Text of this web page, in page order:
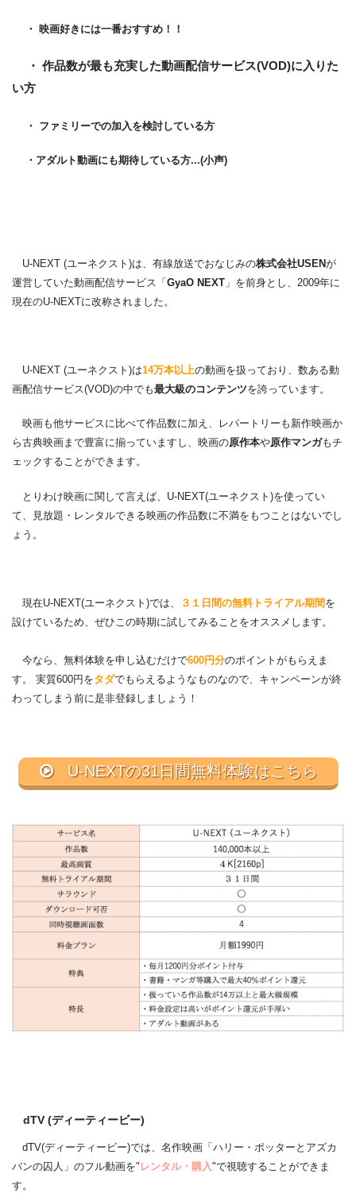
・ 映画好きには一番おすすめ！！
・ 作品数が最も充実した動画配信サービス(VOD)に入りた
い方
・ ファミリーでの加入を検討している方
・アダルト動画にも期待している方...(小声)
U-NEXT (ユーネクスト)は、有線放送でおなじみの株式会社USENが
運営していた動画配信サービス「 GyaO NEXT 」を前身とし、2009年に
現在のU-NEXTに改称されました。
U-NEXT (ユーネクスト)は14万本以上の動画を扱っており、数ある動
画配信サービス(VOD)の中でも最大級のコンテンツを誇っています。
映画も他サービスに比べて作品数に加え、レパートリーも新作映画か
ら古典映画まで豊富に揃っていますし、映画の原作本や原作マンガもチ
ェックすることができます。
とりわけ映画に関して言えば、U-NEXT(ユーネクスト)を使ってい
て、見放題・レンタルできる映画の作品数に不満をもつことはないでし
ょう。
現在U-NEXT(ユーネクスト)では、 ３１日間の無料トライアル期間 を
設けているため、ぜひこの時期に試してみることをオススメします。
今なら、無料体験を申し込むだけで600円分のポイントがもらえま
す。 実質600円をタダでもらえるようなものなので、キャンペーンが終
わってしまう前に是非登録しましょう！
U-NEXTの31日間無料体験はこちら
dTV (ディーティービー)
dTV(ディーティービー)では、名作映画「ハリー・ポッターとアズカ
バンの囚人」のフル動画を" レンタル・購入"で視聴することができま
す。